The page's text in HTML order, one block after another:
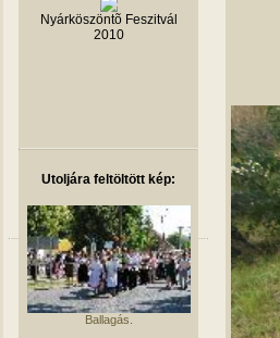
Nyárköszöntõ Feszitvál
2010
Utoljára feltöltött kép:
Ballagás.